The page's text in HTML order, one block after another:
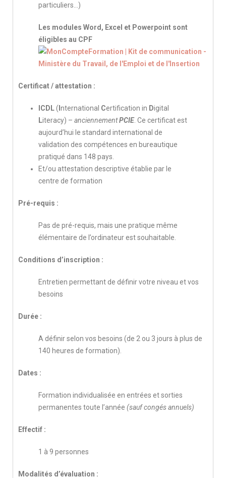
particuliers…)
Les modules Word, Excel et Powerpoint sont
éligibles au CPF
Certificat / attestation :
ICDL(International Certification in Digital
Literacy) – anciennementPCIE. Ce certificat est
aujourd’hui le standard international de
validation des compétences en bureautique
pratiqué dans 148 pays.
Et/ou attestation descriptive établie par le
centre de formation
Pré-requis :
Pas de pré-requis, mais une pratique même
élémentaire de l’ordinateur est souhaitable.
Conditions d’inscription :
Entretien permettant de définir votre niveau et vos
besoins
Durée :
A définir selon vos besoins (de 2 ou 3 jours à plus de
140 heures de formation).
Dates :
Formation individualisée en entrées et sorties
permanentes toute l’année (sauf congés annuels)
Effectif :
1 à 9 personnes
Modalités d’évaluation :